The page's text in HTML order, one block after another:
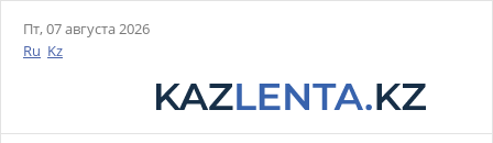
Пт, 07 августа 2026
Ru Kz